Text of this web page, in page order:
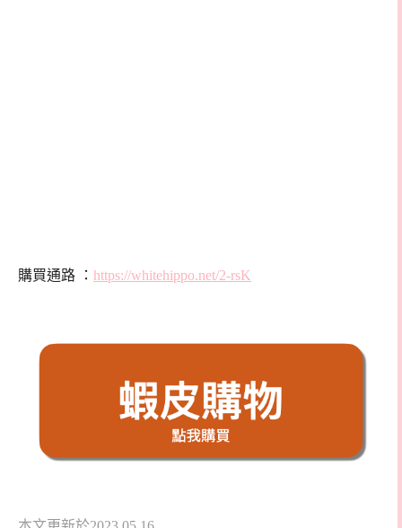
購買通路 ： https://whitehippo.net/2-rsK